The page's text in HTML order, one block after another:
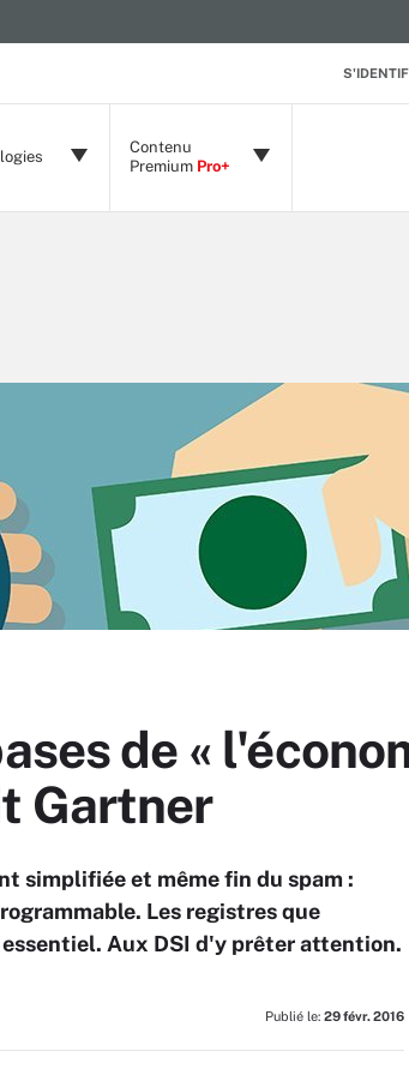
Contenu
Premium Pro+
de «
Gartner
simplifiée et même fin du spam :
Les registres que
Aux DSI d'y prêter attention.
Publié le: 29 févr. 2016